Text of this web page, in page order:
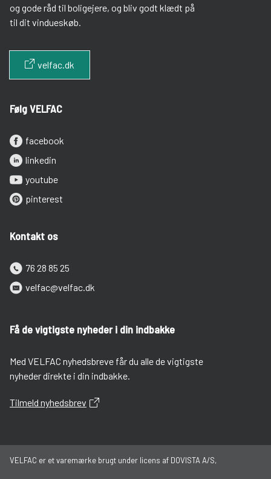
Vedligeholdelse
Kundehistorier
og gode råd til boligejere, og bliv godt klædt på
til dit vindueskøb.
velfac.dk
Følg VELFAC
facebook
linkedin
youtube
pinterest
Kontakt os
76 28 85 25
velfac@velfac.dk
Få de vigtigste nyheder i din indbakke
Med VELFAC nyhedsbreve får du alle de vigtigste
nyheder direkte i din indbakke.
Tilmeld nyhedsbrev
VELFAC er et varemærke brugt under licens af DOVISTA A/S,